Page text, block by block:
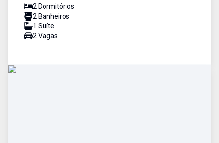
2 Dormitórios
2 Banheiros
1 Suíte
2 Vagas